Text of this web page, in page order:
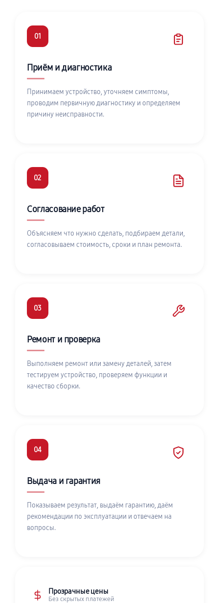
01
Приём и диагностика
Принимаем устройство, уточняем симптомы,
проводим первичную диагностику и определяем
причину неисправности.
02
Согласование работ
Объясняем что нужно сделать, подбираем детали,
согласовываем стоимость, сроки и план ремонта.
03
Ремонт и проверка
Выполняем ремонт или замену деталей, затем
тестируем устройство, проверяем функции и
качество сборки.
04
Выдача и гарантия
Показываем результат, выдаём гарантию, даём
рекомендации по эксплуатации и отвечаем на
вопросы.
Прозрачные цены
Без скрытых платежей